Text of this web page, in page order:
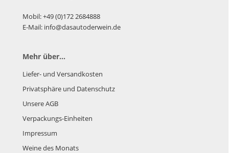
Mobil: +49 (0)172 2684888
E-Mail: info@dasautoderwein.de
Mehr über...
Liefer- und Versandkosten
Privatsphäre und Datenschutz
Unsere AGB
Verpackungs-Einheiten
Impressum
Weine des Monats